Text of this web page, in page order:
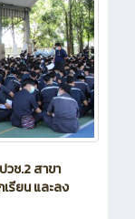
ช.2 สาขา
รียน และลง